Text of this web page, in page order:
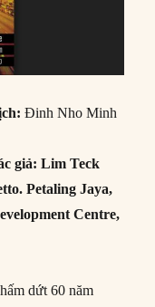
Đinh Nho Minh
giả: Lim Teck
Petaling Jaya,
Centre,
dứt 60 năm